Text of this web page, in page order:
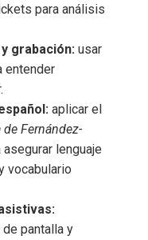
para análisis
grabación: usar
entender
aplicar el
Fernández-
lenguaje
vocabulario
pantalla y